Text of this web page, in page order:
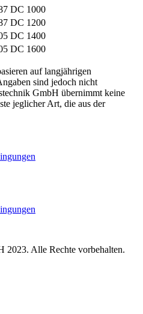
DC 1000
DC 1200
DC 1400
DC 1600
auf langjährigen
sind jedoch nicht
GmbH übernimmt keine
jeglicher Art, die aus der
Alle Rechte vorbehalten.